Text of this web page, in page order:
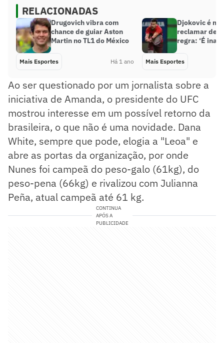
RELACIONADAS
Drugovich vibra com
chance de guiar Aston
Martin no TL1 do México
Mais Esportes Há 1 ano
Djokovic é
reclamar de
regra: ‘É
Mais Esportes
Ao ser questionado por um jornalista sobre a
iniciativa de Amanda, o presidente do UFC
mostrou interesse em um possível retorno da
brasileira, o que não é uma novidade. Dana
White, sempre que pode, elogia a "Leoa" e
abre as portas da organização, por onde
Nunes foi campeã do peso-galo (61kg), do
peso-pena (66kg) e rivalizou com Julianna
Peña, atual campeã até 61 kg.
CONTINUA
APÓS A
PUBLICIDADE